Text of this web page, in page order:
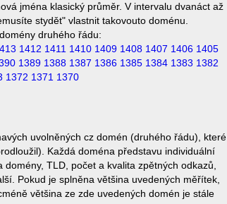
jména klasický průměr. V intervalu dvanáct až
stydět" vlastnit takovouto doménu.
druhého řádu:
1412 1411 1410 1409 1408 1407 1406 1405
1389 1388 1387 1386 1385 1384 1383 1382
1372 1371 1370
uvolněných cz domén (druhého řádu), které
Každá doména představu individuální
TLD, počet a kvalita zpětných odkazů,
Pokud je splněna většina uvedených měřítek,
většina ze zde uvedených domén je stále